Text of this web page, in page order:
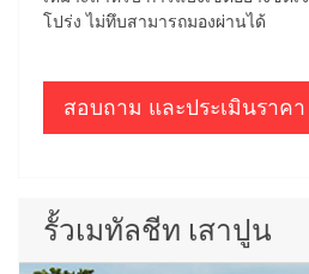
โปร่ง ไม่ทึบสามารถมองผ่านได้
สอบถาม และประเมินราคา
รั้วเมทัลชีท เสาปูน